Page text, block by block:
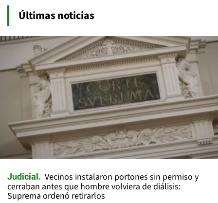
Últimas noticias
Judicial
Vecinos instalaron portones sin permiso y
cerraban antes que hombre volviera de diálisis:
Suprema ordenó retirarlos